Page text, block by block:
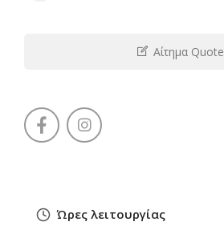
Αίτημα Quote
Ώρες λειτουργίας